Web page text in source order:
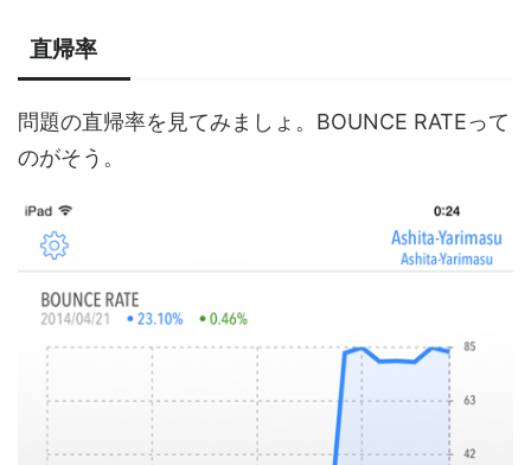
直帰率
問題の直帰率を見てみましょ。BOUNCE RATEって
のがそう。